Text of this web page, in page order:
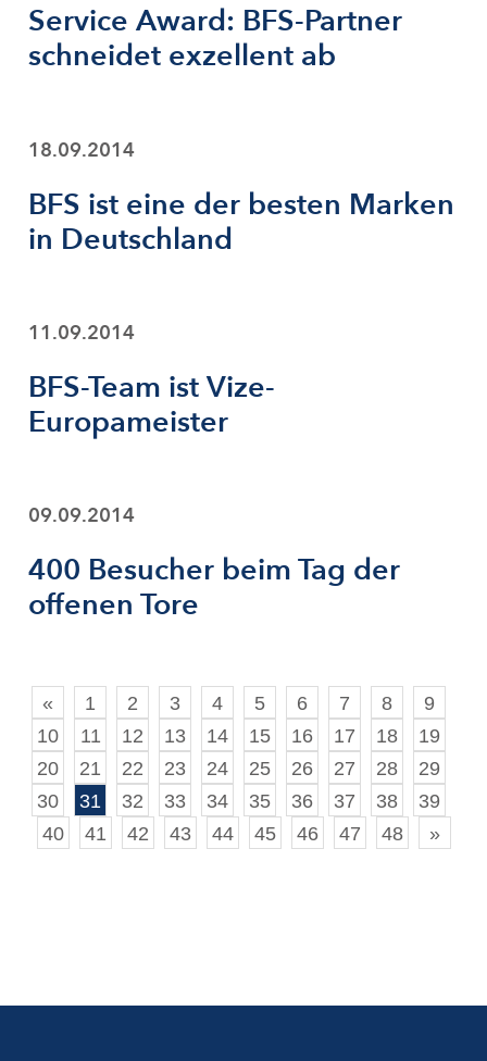
Service Award: BFS-Partner
schneidet exzellent ab
18.09.2014
BFS ist eine der besten Marken
in Deutschland
11.09.2014
BFS-Team ist Vize-
Europameister
09.09.2014
400 Besucher beim Tag der
offenen Tore
« 1 2 3 4 5 6 7 8
9
10
11 12 13 14 15 16 17 18
19
20
21 22 23 24 25 26 27 28
29
30
31 32 33 34 35 36 37 38
39
40
41 42 43 44 45 46 47 48 »